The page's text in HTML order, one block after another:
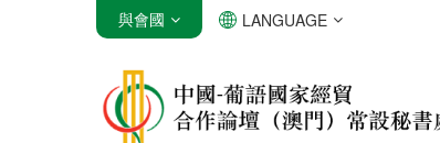
安哥拉 巴西 佛得角
與會國 LANGUAGE